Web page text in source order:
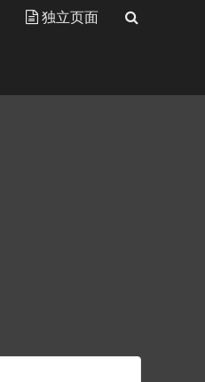
独立页面